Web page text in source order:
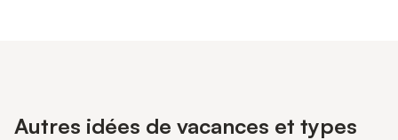
Autres idées de vacances et types